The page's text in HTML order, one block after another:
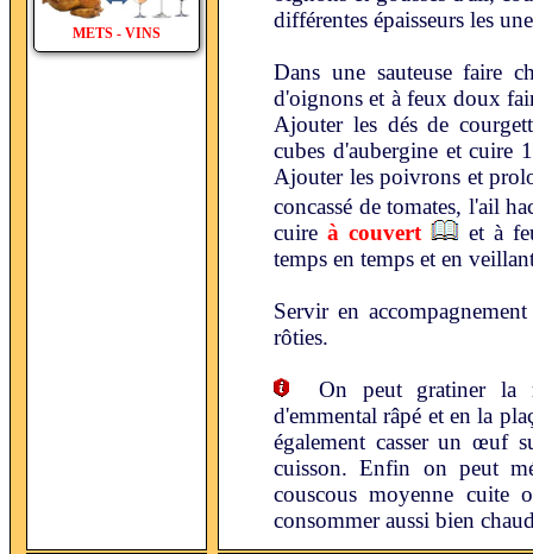
METS - VINS
différentes épaisseurs les
Dans une sauteuse faire
d'oignons et à feux doux
Ajouter les dés de
cubes d'aubergine et cuire
Ajouter les poivrons et
concassé de tomates, l'ail
cuireà couvert
et à
temps en temps et en
Servir en
rôties.
On peut gratiner la
d'emmental râpé et en la
également casser un œuf
cuisson. Enfin on peut
couscous moyenne
consommer aussi bien